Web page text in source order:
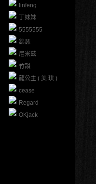
linfeng
丁妹妹
5555555
錦瑟
尼米茲
竹韻
龍公主 ( 美 琪 )
cease
Regard
OKjack